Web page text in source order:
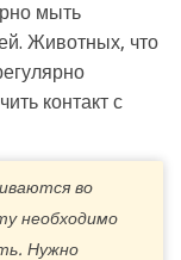
мыть
Животных, что
контакт с
во
необходимо
Нужно